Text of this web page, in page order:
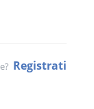
Registrati